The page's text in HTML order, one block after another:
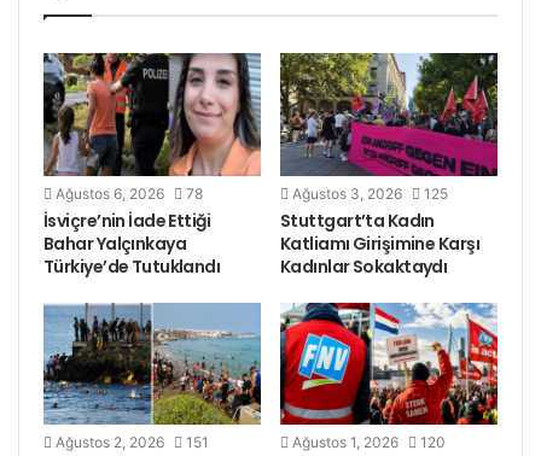
Ağustos 6, 2026 78
İsviçre’nin İade Ettiği
Bahar Yalçınkaya
Türkiye’de Tutuklandı
Ağustos 3, 2026 125
Stuttgart’ta Kadın
Katliamı Girişimine Karşı
Kadınlar Sokaktaydı
Ağustos 2, 2026 151 Ağustos 1, 2026 120